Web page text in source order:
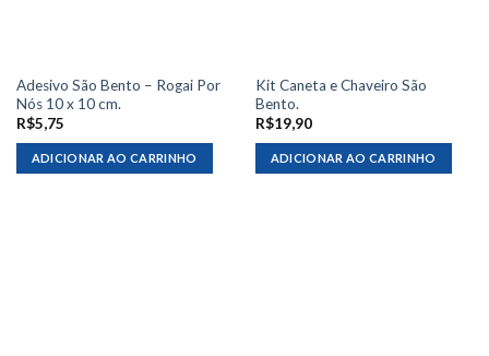
Adesivo São Bento – Rogai Por
Nós 10 x 10 cm.
R$5,75
ADICIONAR AO CARRINHO
Kit Caneta e Chaveiro São
Bento.
R$19,90
ADICIONAR AO CARRINHO